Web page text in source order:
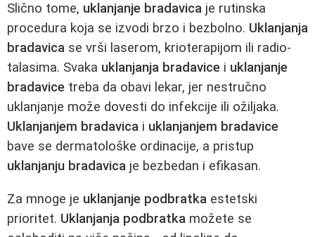
Slično tome, uklanjanje bradavica je rutinska
procedura koja se izvodi brzo i bezbolno. Uklanjanja
bradavica se vrši laserom, krioterapijom ili radio-
talasima. Svaka uklanjanja bradavice i uklanjanje
bradavice treba da obavi lekar, jer nestručno
uklanjanje može dovesti do infekcije ili ožiljaka.
Uklanjanjem bradavica i uklanjanjem bradavice
bave se dermatološke ordinacije, a pristup
uklanjanju bradavica je bezbedan i efikasan.
Za mnoge je uklanjanje podbratka estetski
prioritet. Uklanjanja podbratka možete se